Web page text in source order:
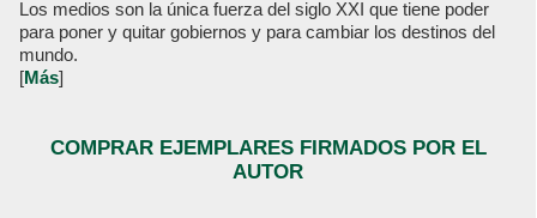
Los medios son la única fuerza del siglo XXI que tiene poder
para poner y quitar gobiernos y para cambiar los destinos del
mundo.
[Más]
COMPRAR EJEMPLARES FIRMADOS POR EL
AUTOR